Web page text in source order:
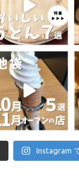
Instagram